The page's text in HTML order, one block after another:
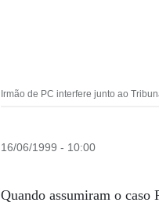
Irmão de PC interfere junto ao
16/06/1999 - 10:00
Quando assumiram o